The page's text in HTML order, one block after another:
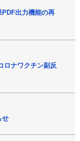
出力機能の再
ナワクチン副反
せ